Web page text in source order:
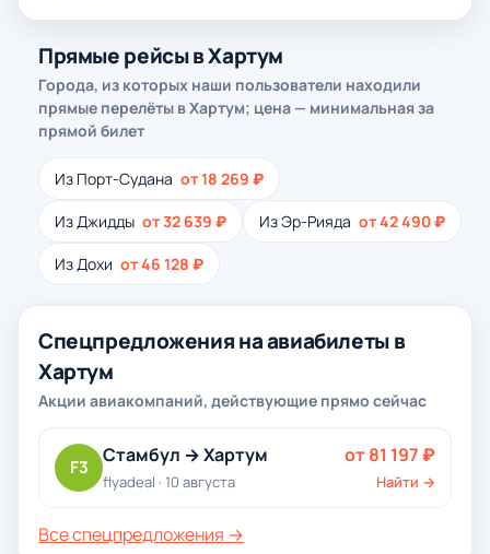
Прямые рейсы в Хартум
Города, из которых наши пользователи находили
прямые перелёты в Хартум; цена — минимальная за
прямой билет
Из Порт-Судана от 18 269 ₽
Из Джидды от 32 639 ₽ Из Эр-Рияда от 42 490 ₽
Из Дохи от 46 128 ₽
Спецпредложения на авиабилеты в
Хартум
Акции авиакомпаний, действующие прямо сейчас
F3
Стамбул → Хартум
flyadeal · 10 августа
от 81 197 ₽
Найти →
Все спецпредложения →